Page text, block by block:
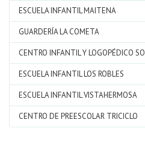
ESCUELA INFANTIL MAITENA
GUARDERÍA LA COMETA
CENTRO INFANTIL Y LOGOPÉDICO
ESCUELA INFANTIL LOS ROBLES
ESCUELA INFANTIL VISTAHERMOSA
CENTRO DE PREESCOLAR TRICICLO